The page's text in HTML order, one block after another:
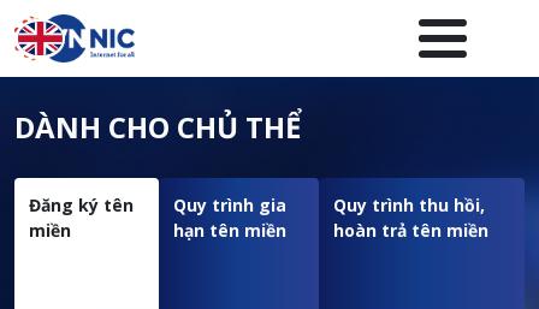
Nhảy đến nội dung
Menuheader của website
DÀNH CHO CHỦ THỂ
Đăng ký tên
miền
Quy trình gia
hạn tên miền
Quy trình thu hồi,
hoàn trả tên miền